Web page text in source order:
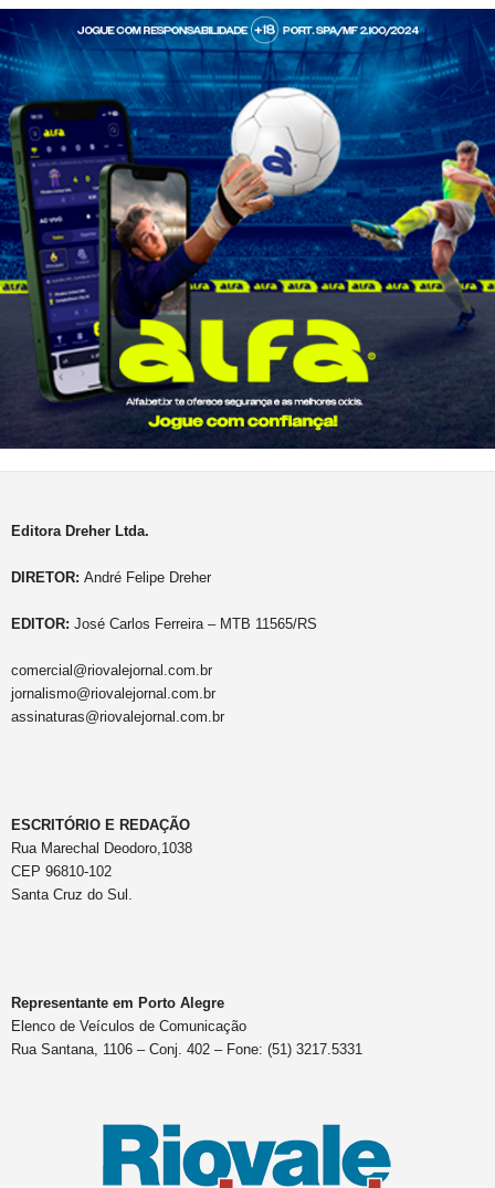
Editora Dreher Ltda.
DIRETOR: André Felipe Dreher
EDITOR: José Carlos Ferreira – MTB 11565/RS
comercial@riovalejornal.com.br
jornalismo@riovalejornal.com.br
assinaturas@riovalejornal.com.br
ESCRITÓRIO E REDAÇÃO
Rua Marechal Deodoro,1038
CEP 96810-102
Santa Cruz do Sul.
Representante em Porto Alegre
Elenco de Veículos de Comunicação
Rua Santana, 1106 – Conj. 402 – Fone: (51) 3217.5331